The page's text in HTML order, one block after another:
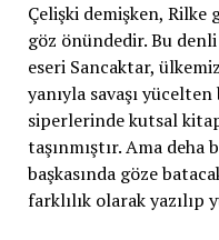
Çelişki demişken, Rilke
göz önündedir. Bu
eseri Sancaktar,
yanıyla savaşı
siperlerinde kutsal
taşınmıştır. Ama
başkasında göze
farklılık olarak yazılıp